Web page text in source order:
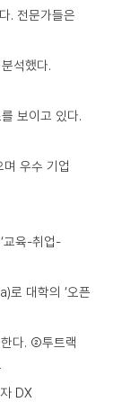
. 전문가들은
석했다.
보이고 있다.
우수 기업
교육-취업-
대학의 ‘오픈
다. ②투트랙
DX